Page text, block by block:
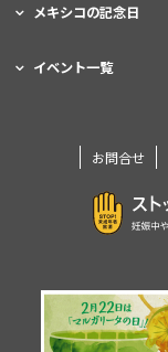
メキシコの記念日
イベント一覧
お問合せ